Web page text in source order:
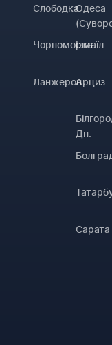
Слободка
Чорноморка
Ланжерон
Одеса
Ізмаїл
Арциз
Дн.
Сарата